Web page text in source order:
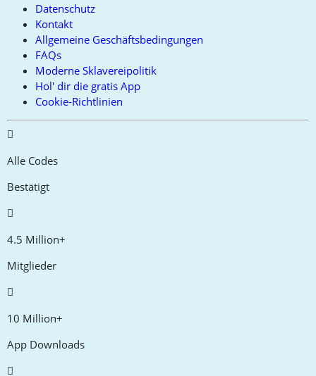
Datenschutz
Kontakt
Allgemeine Geschäftsbedingungen
FAQs
Moderne Sklavereipolitik
Hol' dir die gratis App
Cookie-Richtlinien
Alle Codes
Bestätigt
4.5 Million+
Mitglieder
10 Million+
App Downloads